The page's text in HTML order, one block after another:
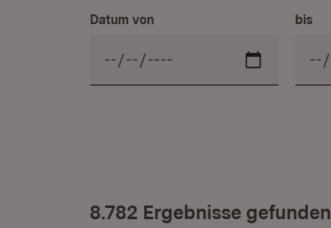
Datum von bis
8.782 Ergebnisse gefunden